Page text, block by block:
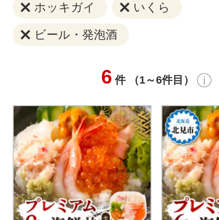
ホッキガイ いくら
ビール・発泡酒
6 件 （1～6件目）